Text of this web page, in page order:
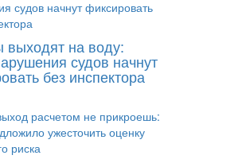
выходят на воду:
судов начнут
без инспектора